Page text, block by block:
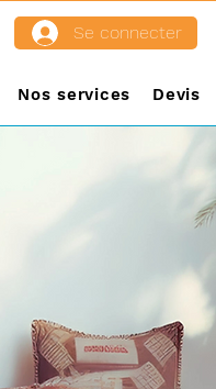
Se connecter
Nos services Devis